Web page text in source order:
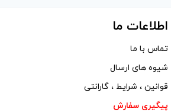
اطلاعات ما
تماس با ما
شیوه های ارسال
قوانین ، شرایط ، گارانتی
پیگیری سفارش